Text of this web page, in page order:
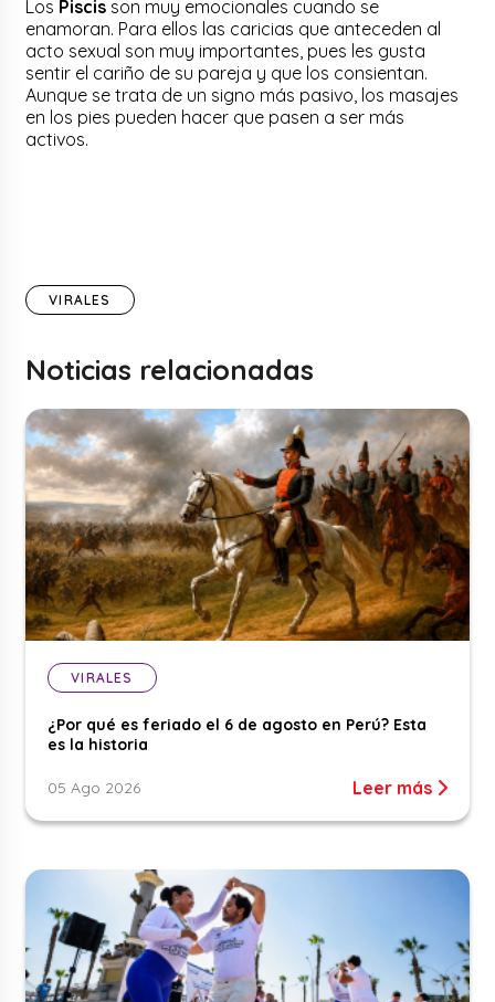
Los Piscis son muy emocionales cuando se
enamoran. Para ellos las caricias que anteceden al
acto sexual son muy importantes, pues les gusta
sentir el cariño de su pareja y que los consientan.
Aunque se trata de un signo más pasivo, los masajes
en los pies pueden hacer que pasen a ser más
activos.
VIRALES
Noticias relacionadas
VIRALES
¿Por qué es feriado el 6 de agosto en Perú? Esta
es la historia
05 Ago 2026 Leer más